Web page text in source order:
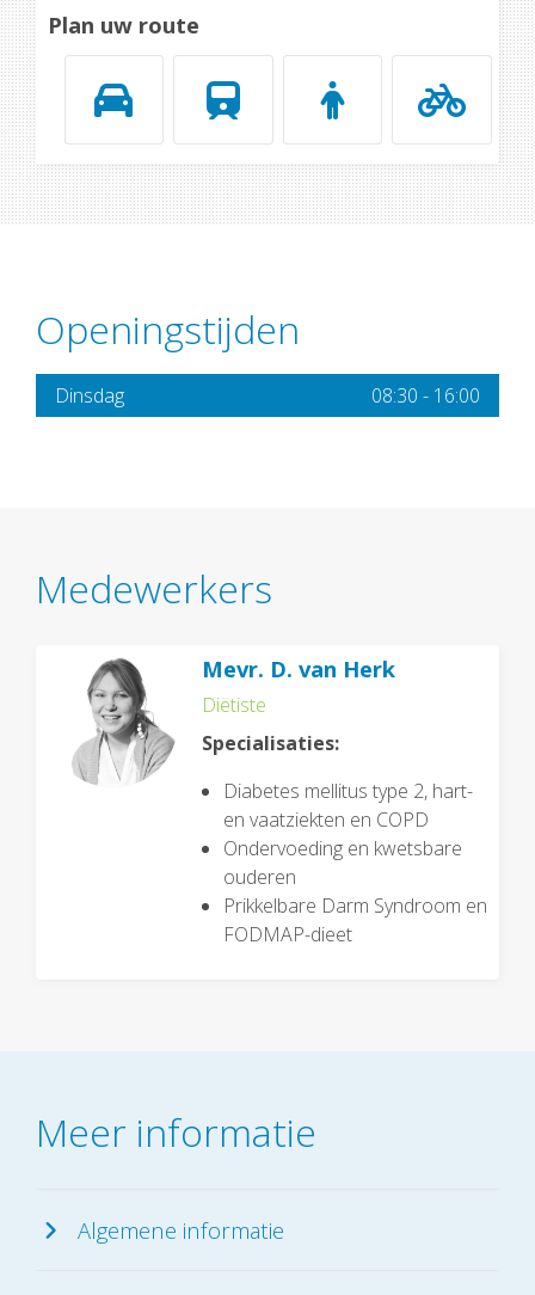
Plan uw route
Openingstijden
Dinsdag 08:30 - 16:00
Medewerkers
Mevr. D. van Herk
Diëtiste
Specialisaties:
Diabetes mellitus type 2, hart-
en vaatziekten en COPD
Ondervoeding en kwetsbare
ouderen
Prikkelbare Darm Syndroom en
FODMAP-dieet
Meer informatie
Algemene informatie